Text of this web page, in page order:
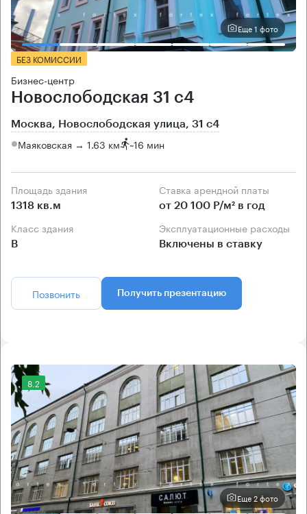
Еще 1 фото
БЕЗ КОМИССИИ
Бизнес-центр
Новослободская 31 с4
Москва, Новослободская улица, 31 с4
Маяковская → 1.63 км ~16 мин
Площадь здания
1318 кв.м
Ставка арендной платы
от 20 100 Р/м² в год
Класс здания
B
Эксплуатационные расходы
Включены в ставку
Позвонить Получить презентацию
8.2
Еще 2 фото